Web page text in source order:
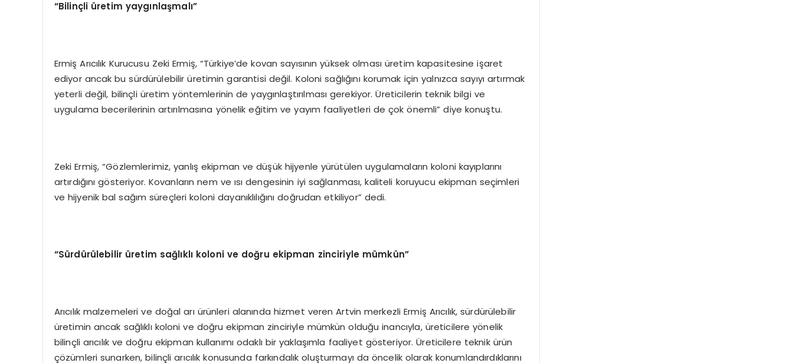
“Bilinçli üretim yaygınlaşmalı”
Ermiş Arıcılık Kurucusu Zeki Ermiş, “Türkiye’de kovan sayısının yüksek olması üretim kapasitesine işaret
ediyor ancak bu sürdürülebilir üretimin garantisi değil. Koloni sağlığını korumak için yalnızca sayıyı artırmak
yeterli değil, bilinçli üretim yöntemlerinin de yaygınlaştırılması gerekiyor. Üreticilerin teknik bilgi ve
uygulama becerilerinin artırılmasına yönelik eğitim ve yayım faaliyetleri de çok önemli” diye konuştu.
Zeki Ermiş, “Gözlemlerimiz, yanlış ekipman ve düşük hijyenle yürütülen uygulamaların koloni kayıplarını
artırdığını gösteriyor. Kovanların nem ve ısı dengesinin iyi sağlanması, kaliteli koruyucu ekipman seçimleri
ve hijyenik bal sağım süreçleri koloni dayanıklılığını doğrudan etkiliyor” dedi.
“Sürdürülebilir üretim sağlıklı koloni ve doğru ekipman zinciriyle mümkün”
Arıcılık malzemeleri ve doğal arı ürünleri alanında hizmet veren Artvin merkezli Ermiş Arıcılık, sürdürülebilir
üretimin ancak sağlıklı koloni ve doğru ekipman zinciriyle mümkün olduğu inancıyla, üreticilere yönelik
bilinçli arıcılık ve doğru ekipman kullanımı odaklı bir yaklaşımla faaliyet gösteriyor. Üreticilere teknik ürün
çözümleri sunarken, bilinçli arıcılık konusunda farkındalık oluşturmayı da öncelik olarak konumlandırdıklarını